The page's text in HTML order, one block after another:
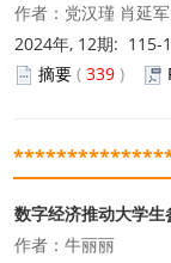
作者：党汉瑾 肖延
2024年, 12期: 115-
摘要 ( 339 )
数字经济推动大学
作者：牛丽丽